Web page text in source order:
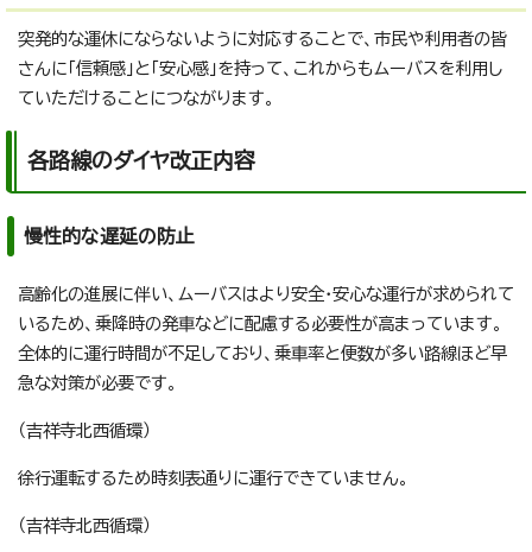
突発的な運休にならないように対応することで、市民や利用者の皆
さんに「信頼感」と「安心感」を持って、これからもムーバスを利用し
ていただけることにつながります。
各路線のダイヤ改正内容
慢性的な遅延の防止
高齢化の進展に伴い、ムーバスはより安全・安心な運行が求められて
いるため、乗降時の発車などに配慮する必要性が高まっています。
全体的に運行時間が不足しており、乗車率と便数が多い路線ほど早
急な対策が必要です。
（吉祥寺北西循環）
徐行運転するため時刻表通りに運行できていません。
（吉祥寺北西循環）